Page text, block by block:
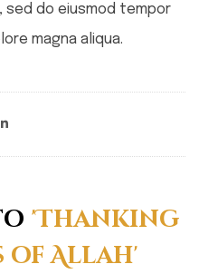
do eiusmod tempor
magna aliqua.
'Thanking
of Allah'